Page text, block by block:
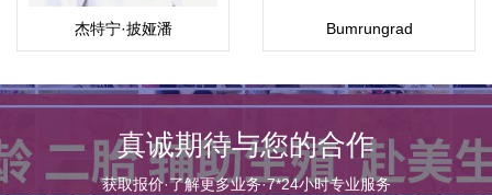
杰特宁·披娅潘
（Piyaphan）
Bumrungrad
真诚期待与您的合作
获取报价·了解更多业务·7*24小时专业服务